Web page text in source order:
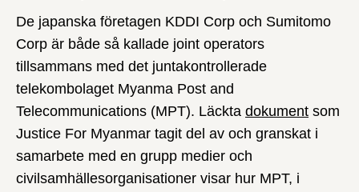
De japanska företagen KDDI Corp och Sumitomo
Corp är både så kallade joint operators
tillsammans med det juntakontrollerade
telekombolaget Myanma Post and
Telecommunications (MPT). Läckta dokument som
Justice For Myanmar tagit del av och granskat i
samarbete med en grupp medier och
civilsamhällesorganisationer visar hur MPT, i